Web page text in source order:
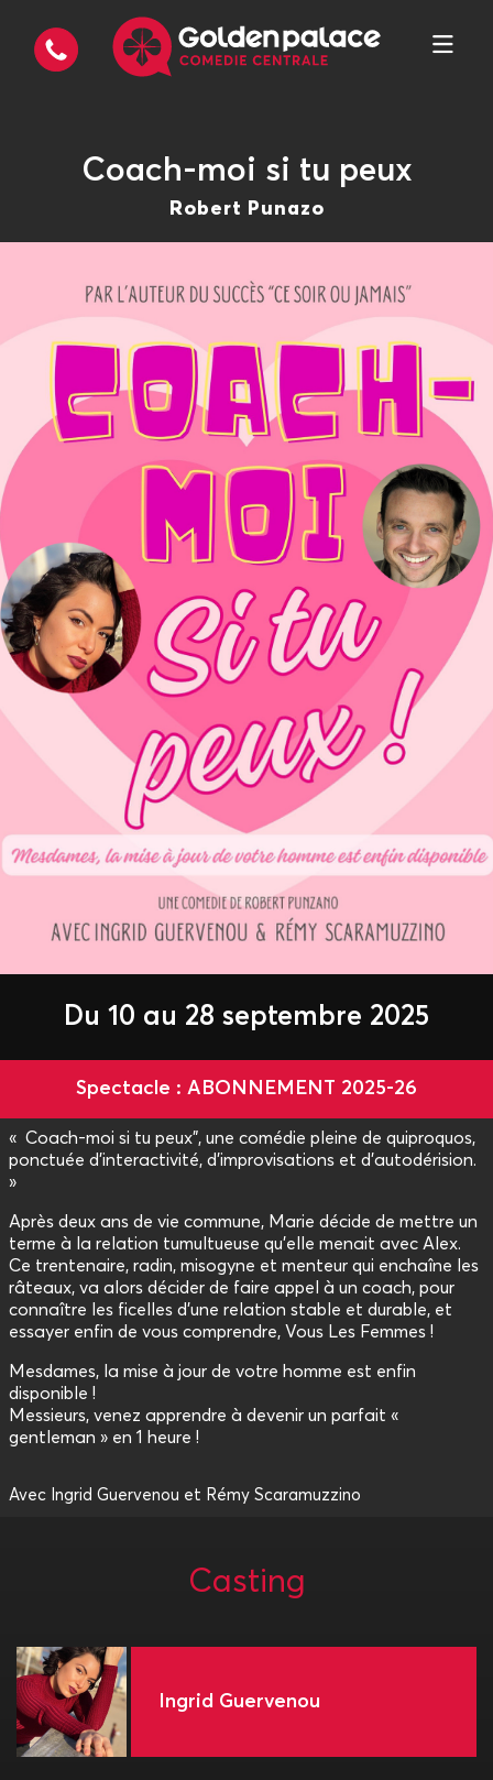
Coach-moi si tu peux
Robert Punazo
Du 10 au 28 septembre 2025
Spectacle : ABONNEMENT 2025-26
« Coach-moi si tu peux", une comédie pleine de quiproquos,
ponctuée d'interactivité, d'improvisations et d'autodérision.
»
Après deux ans de vie commune, Marie décide de mettre un
terme à la relation tumultueuse qu'elle menait avec Alex.
Ce trentenaire, radin, misogyne et menteur qui enchaîne les
râteaux, va alors décider de faire appel à un coach, pour
connaître les ficelles d'une relation stable et durable, et
essayer enfin de vous comprendre, Vous Les Femmes !
Mesdames, la mise à jour de votre homme est enfin
disponible !
Messieurs, venez apprendre à devenir un parfait «
gentleman » en 1 heure !
Avec Ingrid Guervenou et Rémy Scaramuzzino
Casting
Ingrid Guervenou